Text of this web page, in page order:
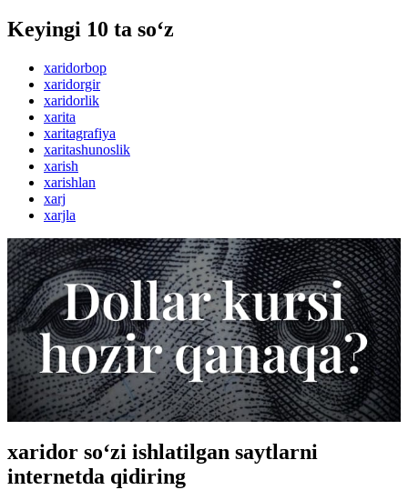
Keyingi 10 ta so‘z
xaridorbop
xaridorgir
xaridorlik
xarita
xaritagrafiya
xaritashunoslik
xarish
xarishlan
xarj
xarjla
xaridor so‘zi ishlatilgan saytlarni
internetda qidiring